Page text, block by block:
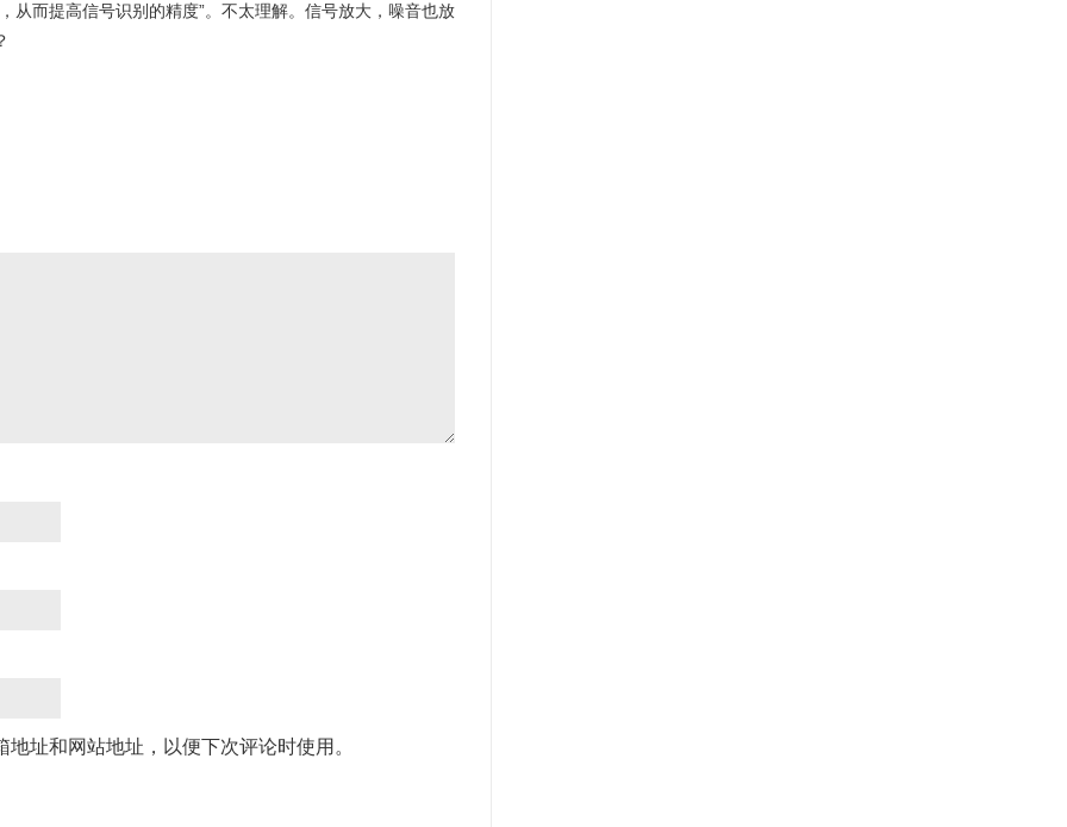
从而提高信号识别的精度”。不太理解。信号放大，噪音也放
址和网站地址，以便下次评论时使用。